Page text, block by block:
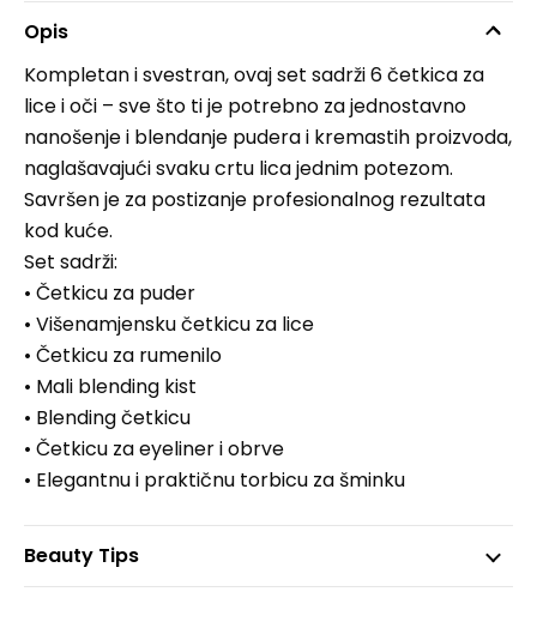
Opis
Kompletan i svestran, ovaj set sadrži 6 četkica za
lice i oči – sve što ti je potrebno za jednostavno
nanošenje i blendanje pudera i kremastih proizvoda,
naglašavajući svaku crtu lica jednim potezom.
Savršen je za postizanje profesionalnog rezultata
kod kuće.
Set sadrži:
• Četkicu za puder
• Višenamjensku četkicu za lice
• Četkicu za rumenilo
• Mali blending kist
• Blending četkicu
• Četkicu za eyeliner i obrve
• Elegantnu i praktičnu torbicu za šminku
Beauty Tips